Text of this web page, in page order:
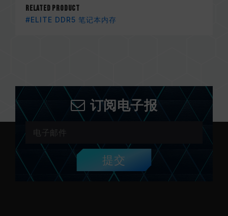
Related Product
#ELITE DDR5 笔记本内存
订阅电子报
提交